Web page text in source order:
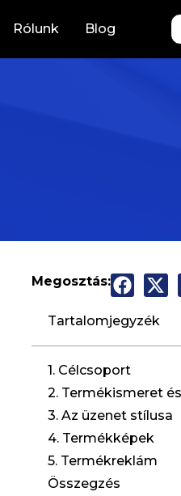
Rólunk Blog
Megosztás:
Tartalomjegyzék
1. Célcsoport
2. Termékismeret
3. Az üzenet stílusa
4. Termékképek
5. Termékreklám
Összegzés